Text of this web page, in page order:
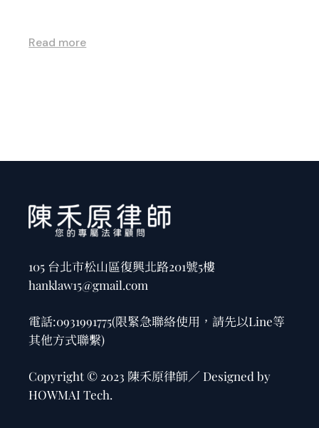
Read more
105 台北市松山區復興北路201號5樓
hanklaw15@gmail.com
電話:0931991775(限緊急聯絡使用，請先以Line等
其他方式聯繫)
Copyright © 2023 陳禾原律師／ Designed by
HOWMAI Tech.